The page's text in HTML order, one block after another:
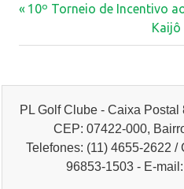
Navegação
de
Previous
10º Torneio de Incentivo
Next
Post:
Kaijô
PL Golf Clube - Caixa Postal
CEP: 07422-000,
Telefones: (11) 4655-2622
96853-1503 - E-